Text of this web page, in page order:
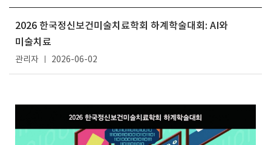
2026 한국정신보건미술치료학회 하계학술대회: AI와
미술치료
관리자 2026-06-02